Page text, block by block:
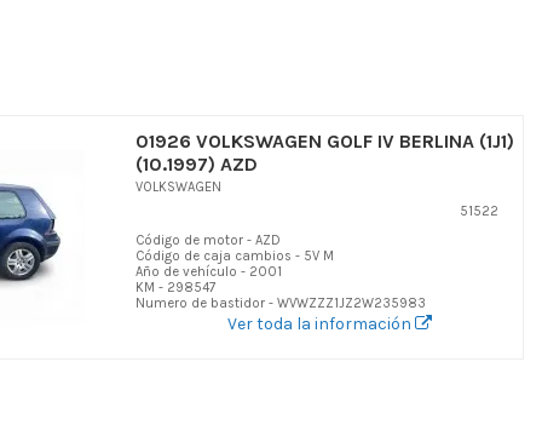
01926 VOLKSWAGEN GOLF IV BERLINA (1J1)
(10.1997) AZD
VOLKSWAGEN
51522
Código de motor - AZD
Código de caja cambios - 5V M
Año de vehículo - 2001
KM - 298547
Numero de bastidor - WVWZZZ1JZ2W235983
Ver toda la información